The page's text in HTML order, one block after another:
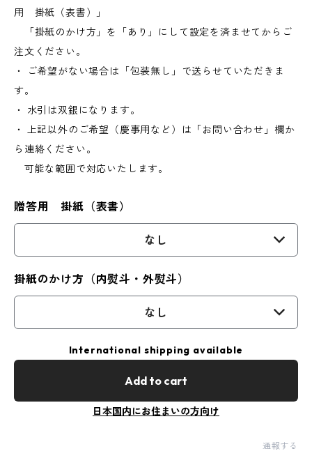
用 掛紙（表書）」
「掛紙のかけ方」を「あり」にして設定を済ませてからご
注文ください。
・ ご希望がない場合は「包装無し」で送らせていただきま
す。
・ 水引は双銀になります。
・ 上記以外のご希望（慶事用など）は「お問い合わせ」欄か
ら連絡ください。
可能な範囲で対応いたします。
贈答用 掛紙（表書）
なし
掛紙のかけ方（内熨斗・外熨斗）
なし
International shipping available
Add to cart
日本国内にお住まいの方向け
通報する